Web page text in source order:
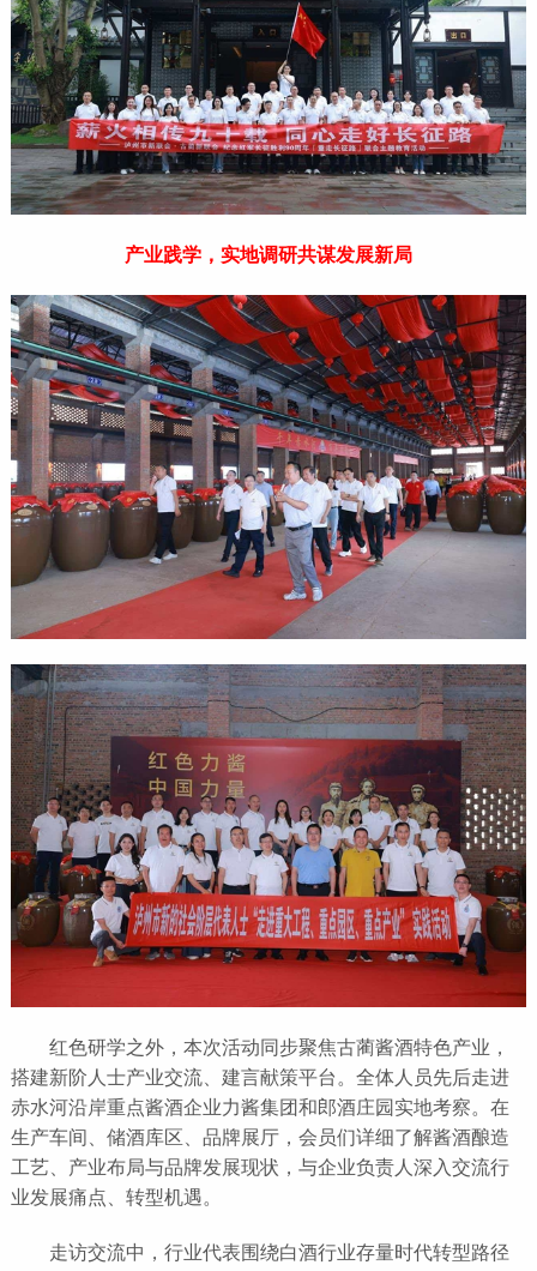
产业践学，实地调研共谋发展新局
红色研学之外，本次活动同步聚焦古蔺酱酒特色产业，
搭建新阶人士产业交流、建言献策平台。全体人员先后走进
赤水河沿岸重点酱酒企业力酱集团和郎酒庄园实地考察。在
生产车间、储酒库区、品牌展厅，会员们详细了解酱酒酿造
工艺、产业布局与品牌发展现状，与企业负责人深入交流行
业发展痛点、转型机遇。
走访交流中，行业代表围绕白酒行业存量时代转型路径